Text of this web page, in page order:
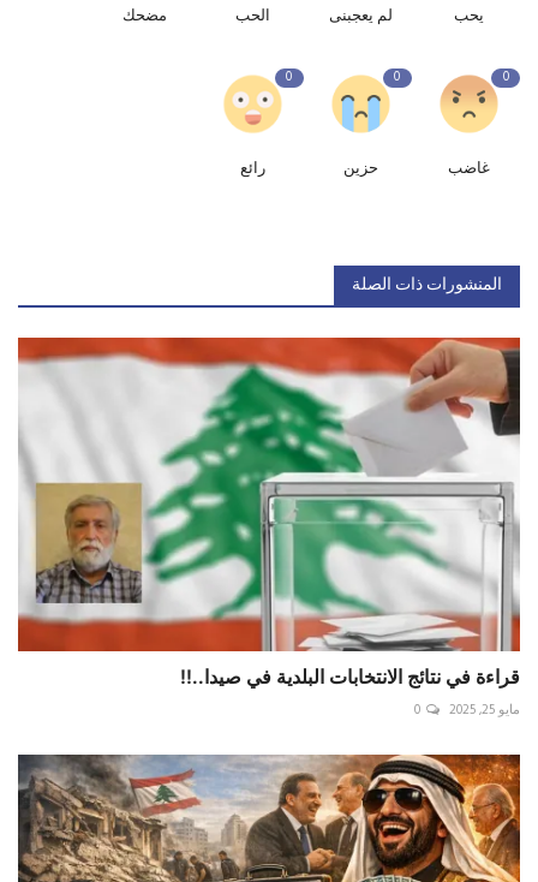
يحب لم يعجبنى الحب مضحك
0
غاضب
0
حزين
0
رائع
المنشورات ذات الصلة
قراءة في نتائج الانتخابات البلدية في صيدا..!!
مايو 25, 2025 0